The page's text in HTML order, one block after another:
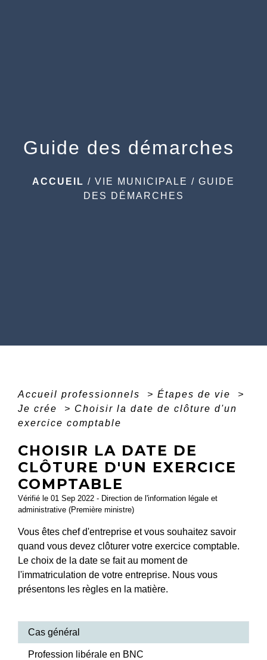
Guide des démarches
ACCUEIL / VIE MUNICIPALE / GUIDE
DES DÉMARCHES
Accueil professionnels > Étapes de vie
>
Je crée
> Choisir la date de clôture d'un
exercice comptable
CHOISIR LA DATE DE
CLÔTURE D'UN EXERCICE
COMPTABLE
Vérifié le 01 Sep 2022 - Direction de l'information légale et
administrative (Première ministre)
Vous êtes chef d'entreprise et vous souhaitez savoir
quand vous devez clôturer votre exercice comptable.
Le choix de la date se fait au moment de
l'immatriculation de votre entreprise. Nous vous
présentons les règles en la matière.
Cas général
Profession libérale en BNC